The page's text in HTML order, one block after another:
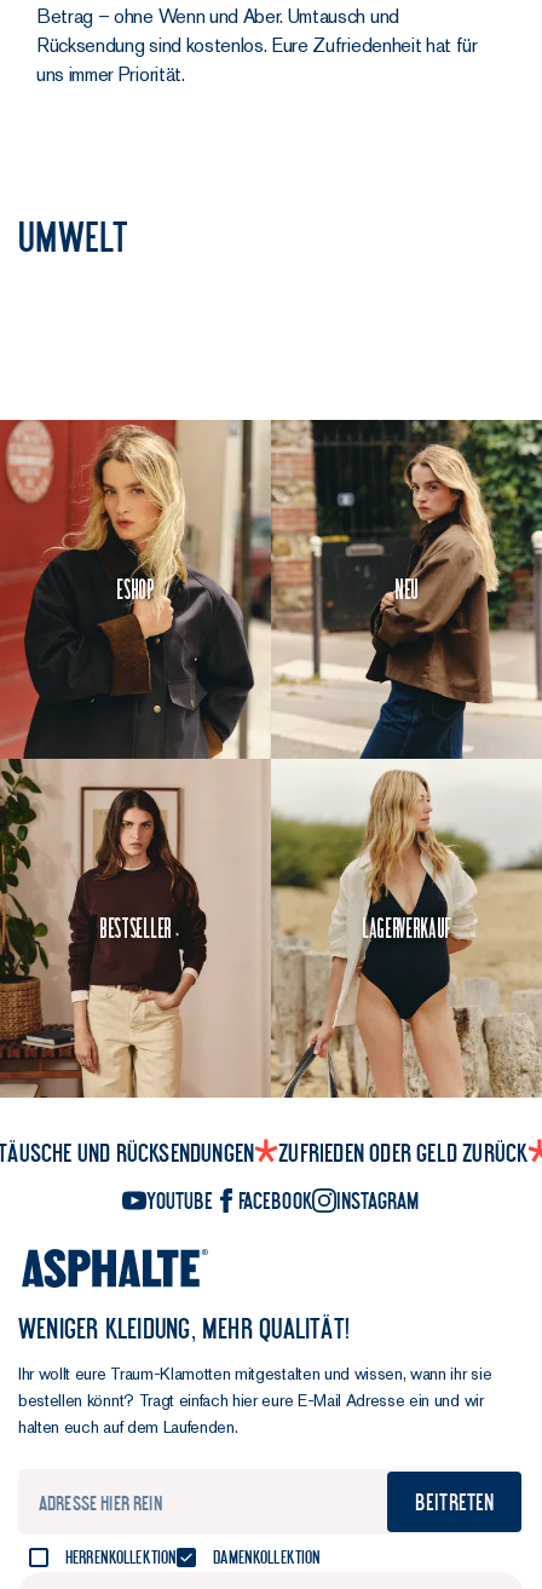
Betrag – ohne Wenn und Aber. Umtausch und
Rücksendung sind kostenlos. Eure Zufriedenheit hat für
uns immer Priorität.
Umwelt
Eshop Neu
Bestseller Lagerverkauf
und Rücksendungen Zufrieden oder Geld zurück
YouTube Facebook Instagram
WENIGER KLEIDUNG, MEHR QUALITÄT!
Ihr wollt eure Traum-Klamotten mitgestalten und wissen, wann ihr sie
bestellen könnt? Tragt einfach hier eure E-Mail Adresse ein und wir
halten euch auf dem Laufenden.
Beitreten
Herrenkollektion Damenkollektion